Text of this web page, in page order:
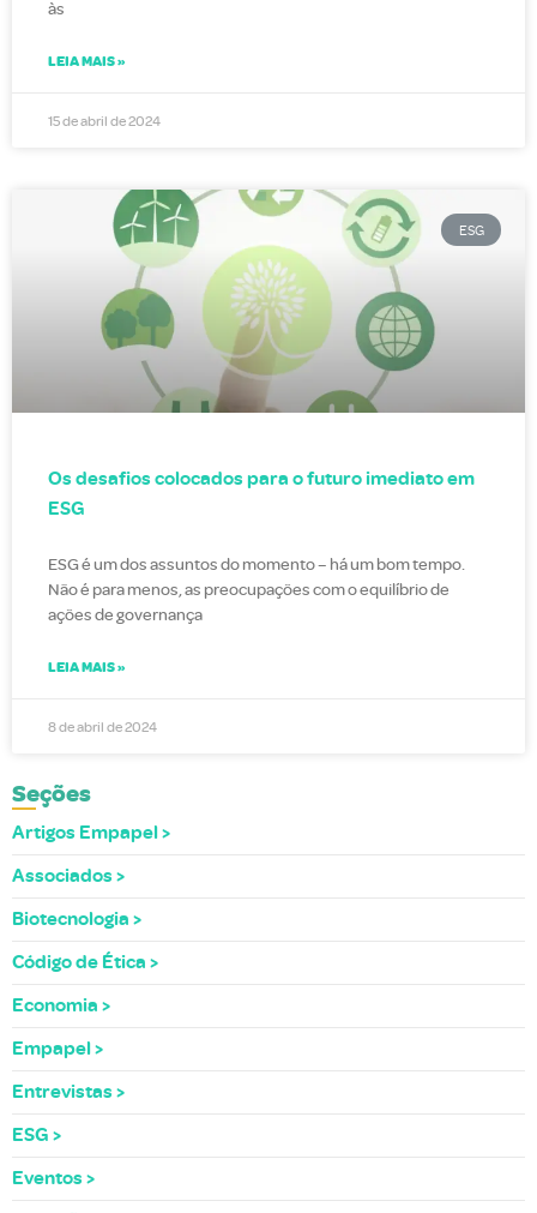
às
LEIA MAIS »
15 de abril de 2024
ESG
Os desafios colocados para o futuro imediato em
ESG
ESG é um dos assuntos do momento – há um bom tempo.
Não é para menos, as preocupações com o equilíbrio de
ações de governança
LEIA MAIS »
8 de abril de 2024
Seções
Artigos Empapel
Associados
Biotecnologia
Código de Ética
Economia
Empapel
Entrevistas
ESG
Eventos